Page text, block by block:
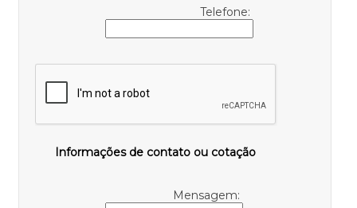
Telefone:
Informações de contato ou cotação
Mensagem: